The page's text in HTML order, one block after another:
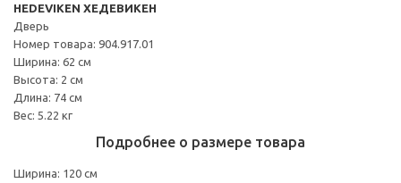
HEDEVIKEN ХЕДЕВИКЕН
Дверь
Номер товара: 904.917.01
Ширина: 62 см
Высота: 2 см
Длина: 74 см
Вес: 5.22 кг
Подробнее о размере товара
Ширина: 120 см